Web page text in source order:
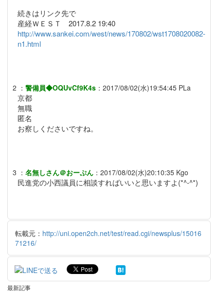
続きはリンク先で
産経ＷＥＳＴ 2017.8.2 19:40
http://www.sankei.com/west/news/170802/wst1708020082-
n1.html
2 ： 警備員◆OQUvCf9K4s ： 2017/08/02(水)19:54:45 PLa
京都
無職
匿名
お察しくださいですね。
3 ： 名無しさん＠おーぷん ： 2017/08/02(水)20:10:35 Kgo
民進党の小西議員に相談すればいいと思いますよ(*^-^*)
転載元： http://uni.open2ch.net/test/read.cgi/newsplus/15016
71216/
最新記事